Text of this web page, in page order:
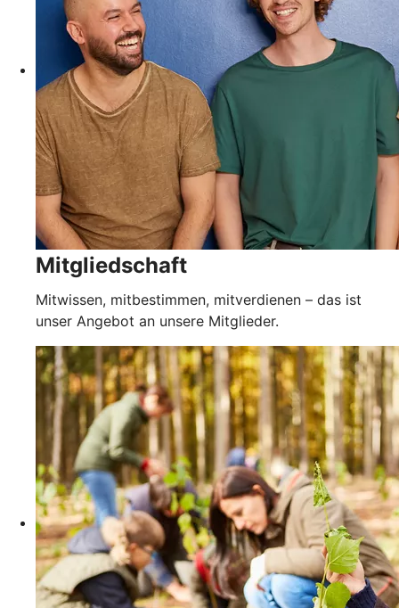
Mitgliedschaft
Mitwissen, mitbestimmen, mitverdienen – das ist
unser Angebot an unsere Mitglieder.